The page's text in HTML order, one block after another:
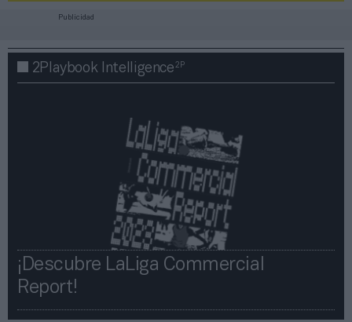
Publicidad
2Playbook Intelligence2P
¡Descubre LaLiga Commercial
Report!​​